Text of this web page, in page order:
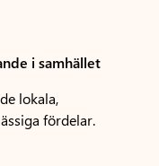
i samhället
lokala,
fördelar.